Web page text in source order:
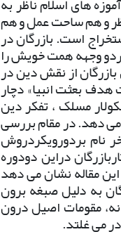
و هم ساحت عمل و هم
است. بازرگان در
وجهه همت خویش را
از نقش دین در
بعثت انبیا» دچار
مسلک ، تفکر دین
می دهد. در مقام بررسی
نام بردورویکردروش
دراین دودوره
مقاله نشان می دهد
به دلیل صبغه برون
مقومات اصیل درون
می غلتد.